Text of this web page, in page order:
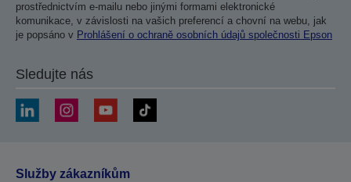
prostřednictvím e-mailu nebo jinými formami elektronické
komunikace, v závislosti na vašich preferencí a chovní na webu, jak
je popsáno v Prohlášení o ochraně osobních údajů společnosti Epson
Sledujte nás
Služby zákazníkům